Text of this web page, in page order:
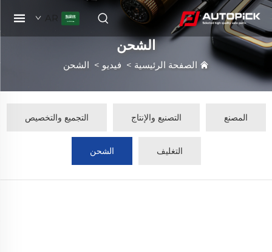
AR
الشحن
الصفحة الرئيسية > فيديو > الشحن
المصنع التصنيع والإنتاج التجميع والتخصيص
التغليف الشحن